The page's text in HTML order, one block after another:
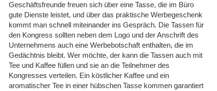
Geschäftsfreunde freuen sich über eine Tasse, die im Büro
gute Dienste leistet, und über das praktische Werbegeschenk
kommt man schnell miteinander ins Gespräch. Die Tassen für
den Kongress sollten neben dem Logo und der Anschrift des
Unternehmens auch eine Werbebotschaft enthalten, die im
Gedächtnis bleibt. Wer möchte, der kann die Tassen auch mit
Tee und Kaffee füllen und sie an die Teilnehmer des
Kongresses verteilen. Ein köstlicher Kaffee und ein
aromatischer Tee in einer hübschen Tasse kommen garantiert